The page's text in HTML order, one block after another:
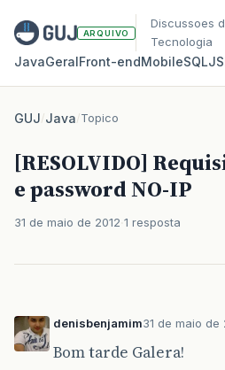
ARQUIVO
Discussoes
Tecnologia
JavaGeralFront‑endMobileSQLJS
GUJ/Java/Topico
[RESOLVIDO]
e password NO-IP
31 de maio de 2012 1 resposta
denisbenjamim31 de maio de
Bom tarde Galera!